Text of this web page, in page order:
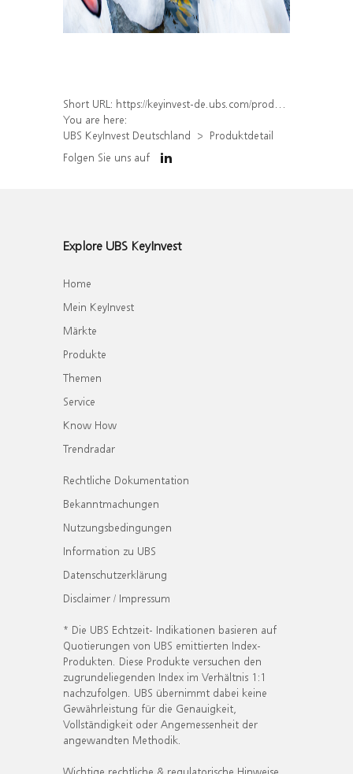
Short URL: https://keyinvest-de.ubs.com/produkt/detail/index/isin/DE000WA5F654
You are here:
UBS KeyInvest Deutschland
Produktdetail
Folgen Sie uns auf
Explore UBS KeyInvest
Home
Mein KeyInvest
Märkte
Produkte
Themen
Service
Know How
Trendradar
Rechtliche Dokumentation
Bekanntmachungen
Nutzungsbedingungen
Information zu UBS
Datenschutzerklärung
Disclaimer / Impressum
* Die UBS Echtzeit- Indikationen basieren auf
Quotierungen von UBS emittierten Index-
Produkten. Diese Produkte versuchen den
zugrundeliegenden Index im Verhältnis 1:1
nachzufolgen. UBS übernimmt dabei keine
Gewährleistung für die Genauigkeit,
Vollständigkeit oder Angemessenheit der
angewandten Methodik.